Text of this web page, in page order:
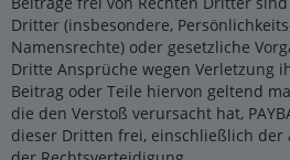
Dritter (insbesondere,
Namensrechte) oder gesetzliche
Dritte Ansprüche wegen Verletzung
Beitrag oder Teile hiervon geltend
die den Verstoß verursacht hat,
dieser Dritten frei, einschließlich der